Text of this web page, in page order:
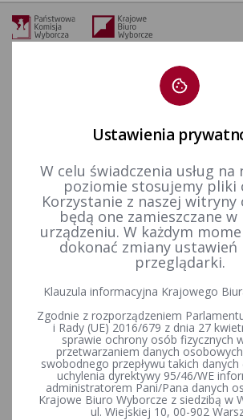
Dla mediów Informacje prasowe O rozpoczęciu i przebiegu głosowania podczas pierwszej, niedzielnej konferencji PKW
O rozpoczęciu i
głosowania podczas
niedzielnej
Zachęcamy do obejrzenia pierwszej,
prasowej Państwowej Komisji Wyborczej z
Wyborcze PKW: Wybory do Sejmu i Senatu
Główne tematy konferencji:
Ustawienia
W celu świadczenia usług na
poziomie stosujemy pliki
Korzystanie z naszej witryny
będą one zamieszczane w
urządzeniu. W każdym
dokonać zmiany ustawień
przeglądarki.
Klauzula informacyjna Krajowego
Zgodnie z rozporządzeniem
i Rady (UE) 2016/679 z dnia 27
sprawie ochrony osób fizycznych
przetwarzaniem danych
swobodnego przepływu takich danych
uchylenia dyrektywy 95/46/WE
administratorem Pani/Pana danych
Krajowe Biuro Wyborcze z siedzibą w
ul. Wiejskiej 10, 00-902